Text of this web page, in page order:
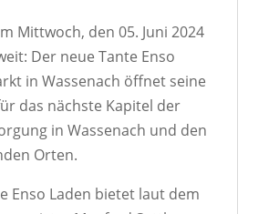
Mittwoch, den 05. Juni 2024
Der neue Tante Enso
in Wassenach öffnet seine
das nächste Kapitel der
in Wassenach und den
Orten.
Enso Laden bietet laut dem